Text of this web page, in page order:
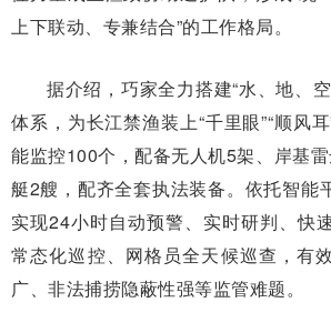
上下联动、专兼结合”的工作格局。
据介绍，巧家全力搭建“水、地、
体系，为长江禁渔装上“千里眼”“顺风
能监控100个，配备无人机5架、岸基
艇2艘，配齐全套执法装备。依托智能
实现24小时自动预警、实时研判、快
常态化巡控、网格员全天候巡查，有
广、非法捕捞隐蔽性强等监管难题。